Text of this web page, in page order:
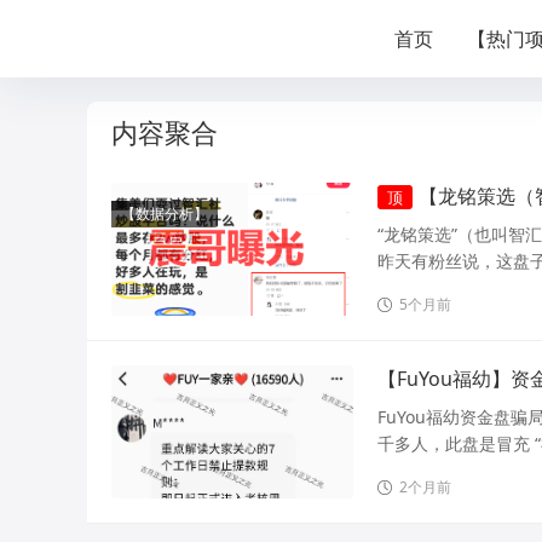
首页 【热门
内容聚合
【数据分析】
顶 【龙铭策选
“龙铭策选”（也叫智
昨天有粉丝说，这盘
5个月前
【FuYou福幼】
FuYou福幼资金盘骗
千多人，此盘是冒充
2个月前